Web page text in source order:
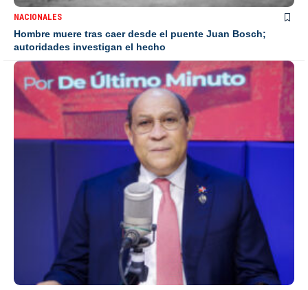
NACIONALES
Hombre muere tras caer desde el puente Juan Bosch;
autoridades investigan el hecho